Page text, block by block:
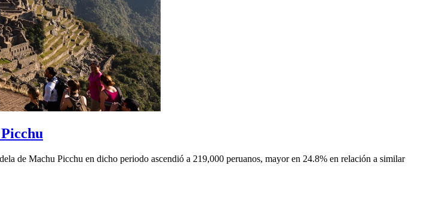
de Machu Picchu en dicho periodo ascendió a 219,000 peruanos, mayor en 24.8% en relación a similar